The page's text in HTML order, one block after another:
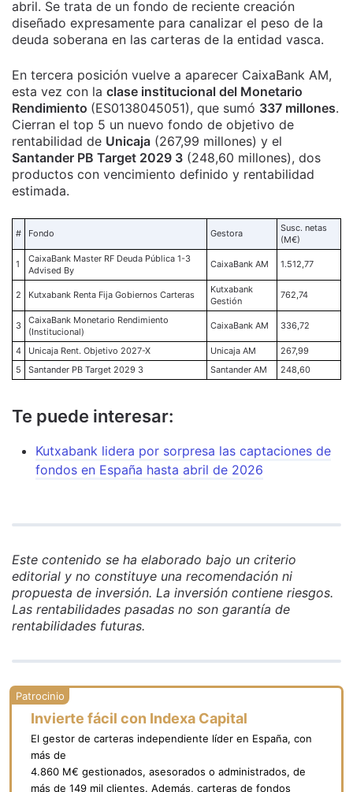
abril. Se trata de un fondo de reciente creación
diseñado expresamente para canalizar el peso de la
deuda soberana en las carteras de la entidad vasca.
En tercera posición vuelve a aparecer CaixaBank AM,
esta vez con la clase institucional del Monetario
Rendimiento (ES0138045051), que sumó 337 millones.
Cierran el top 5 un nuevo fondo de objetivo de
rentabilidad de Unicaja (267,99 millones) y el
Santander PB Target 2029 3 (248,60 millones), dos
productos con vencimiento definido y rentabilidad
estimada.
# Fondo Gestora
Susc. netas
(M€)
1
CaixaBank Master RF Deuda Pública 1-3
Advised By
CaixaBank AM 1.512,77
2 Kutxabank Renta Fija Gobiernos Carteras
Kutxabank
Gestión
762,74
3
CaixaBank Monetario Rendimiento
(Institucional)
CaixaBank AM 336,72
4 Unicaja Rent. Objetivo 2027-X Unicaja AM
267,99
5
Santander PB Target 2029 3 Santander AM 248,60
Te puede interesar:
Kutxabank lidera por sorpresa las captaciones de
fondos en España hasta abril de 2026
Este contenido se ha elaborado bajo un criterio
editorial y no constituye una recomendación ni
propuesta de inversión. La inversión contiene riesgos.
Las rentabilidades pasadas no son garantía de
rentabilidades futuras.
Invierte fácil con Indexa Capital
El gestor de carteras independiente líder en España, con
más de
4.860 M€ gestionados, asesorados o administrados, de
más de 149 mil clientes. Además, carteras de fondos